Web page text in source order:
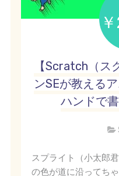
【Scratch（ス
ンSEが教える
ハンドで
スプライト（小太郎
の色が道に沿ってち